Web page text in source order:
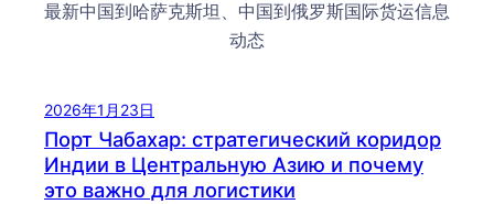
最新中国到哈萨克斯坦、中国到俄罗斯国际货运信息
动态
2026年1月23日
Порт Чабахар: стратегический коридор
Индии в Центральную Азию и почему
это важно для логистики